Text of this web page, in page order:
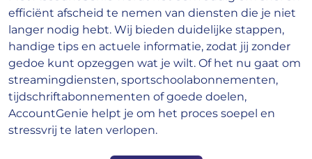
efficiënt afscheid te nemen van diensten die je niet
langer nodig hebt. Wij bieden duidelijke stappen,
handige tips en actuele informatie, zodat jij zonder
gedoe kunt opzeggen wat je wilt. Of het nu gaat om
streamingdiensten, sportschoolabonnementen,
tijdschriftabonnementen of goede doelen,
AccountGenie helpt je om het proces soepel en
stressvrij te laten verlopen.